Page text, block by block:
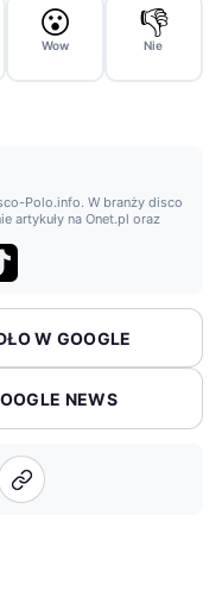
😮
Wow
👎
Nie
Polo.info. W branży disco
artykuły na Onet.pl oraz
W GOOGLE
NEWS